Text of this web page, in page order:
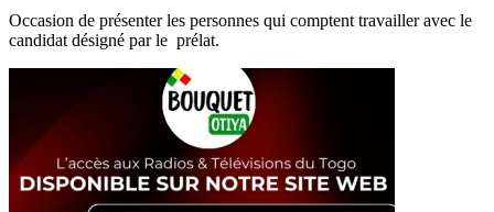
Occasion de présenter les personnes qui comptent travailler avec le
candidat désigné par le prélat.